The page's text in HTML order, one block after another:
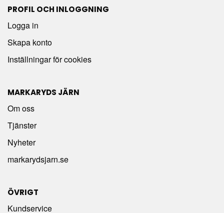
PROFIL OCH INLOGGNING
Logga in
Skapa konto
Inställningar för cookies
MARKARYDS JÄRN
Om oss
Tjänster
Nyheter
markarydsjarn.se
ÖVRIGT
Kundservice